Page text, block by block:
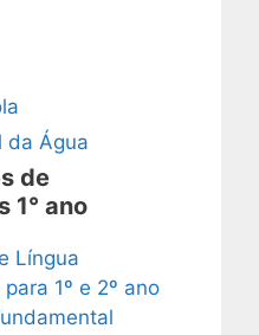
da Água
de
1° ano
Língua
1º e 2º ano